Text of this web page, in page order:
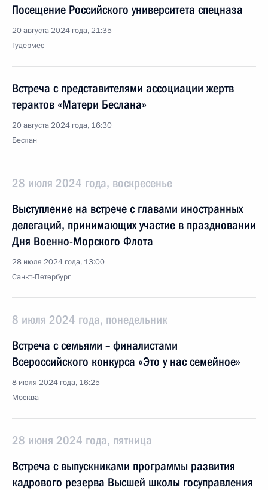
Посещение Российского университета спецназа
20 августа 2024 года, 21:35
Гудермес
Встреча с представителями ассоциации жертв
терактов «Матери Беслана»
20 августа 2024 года, 16:30
Беслан
28 июля 2024 года, воскресенье
Выступление на встрече с главами иностранных
делегаций, принимающих участие в праздновании
Дня Военно-Морского Флота
28 июля 2024 года, 13:00
Санкт-Петербург
8 июля 2024 года, понедельник
Встреча с семьями – финалистами
Всероссийского конкурса «Это у нас семейное»
8 июля 2024 года, 16:25
Москва
28 июня 2024 года, пятница
Встреча с выпускниками программы развития
кадрового резерва Высшей школы госуправления